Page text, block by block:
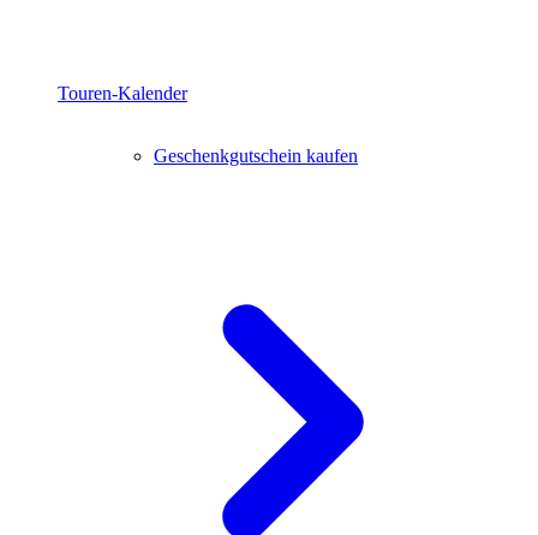
Touren-Kalender
Geschenkgutschein kaufen